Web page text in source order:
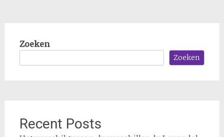
Zoeken
Zoeken
Recent Posts